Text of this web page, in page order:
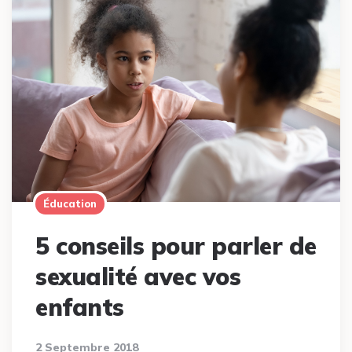
Éducation
5 conseils pour parler de
sexualité avec vos
enfants
2 Septembre 2018